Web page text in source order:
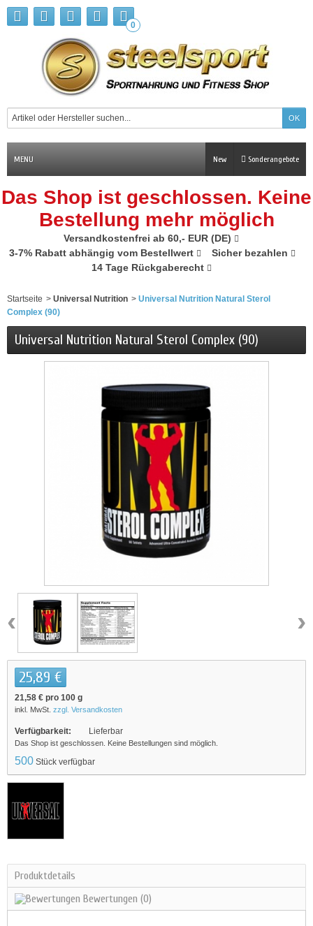
0
MENU Sonderangebote
New
Das Shop ist geschlossen. Keine
Bestellung mehr möglich
Versandkostenfrei ab 60,- EUR (DE)
3-7% Rabatt abhängig vom Bestellwert
Sicher bezahlen
14 Tage Rückgaberecht
Startseite > Universal Nutrition > Universal Nutrition Natural Sterol
Complex (90)
Universal Nutrition Natural Sterol Complex (90)
‹ ›
25,89 €
21,58 € pro 100 g
inkl. MwSt. zzgl. Versandkosten
Verfügbarkeit: Lieferbar
Das Shop ist geschlossen. Keine Bestellungen sind möglich.
500 Stück verfügbar
Produktdetails
Bewertungen (0)